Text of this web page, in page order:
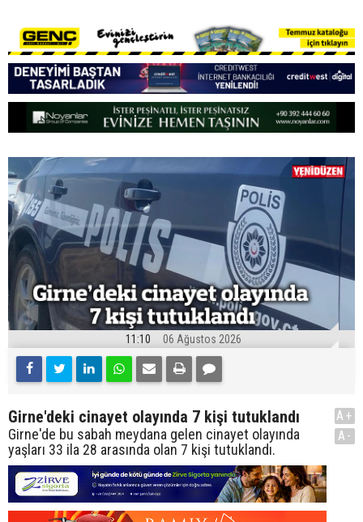
11:10 06 Ağustos 2026
Girne'deki cinayet olayında 7 kişi tutuklandı
Girne'de bu sabah meydana gelen cinayet olayında
yaşları 33 ila 28 arasında olan 7 kişi tutuklandı.
A+
A-